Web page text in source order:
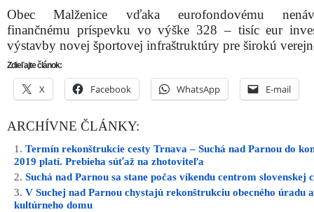
Obec Malženice vďaka eurofondovému
finančnému príspevku vo výške 328 – tisíc eur
výstavby novej športovej infraštruktúry pre širokú
Zdieľajte článok:
X Facebook WhatsApp E-mail
ARCHÍVNE ČLÁNKY:
Termín rekonštrukcie cesty Trnava – Suchá nad Parnou do
2019 platí. Prebieha súťaž na zhotoviteľa
Suchá nad Parnou sa stane počas víkendu centrom slovenskej
V Suchej nad Parnou chystajú rekonštrukciu obecného úradu a
kultúrneho domu